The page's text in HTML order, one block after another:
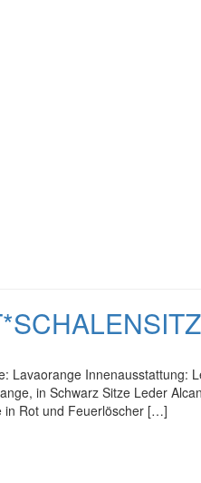
in Schwarz Sitze Leder
in Rot und Feuerlöscher […]